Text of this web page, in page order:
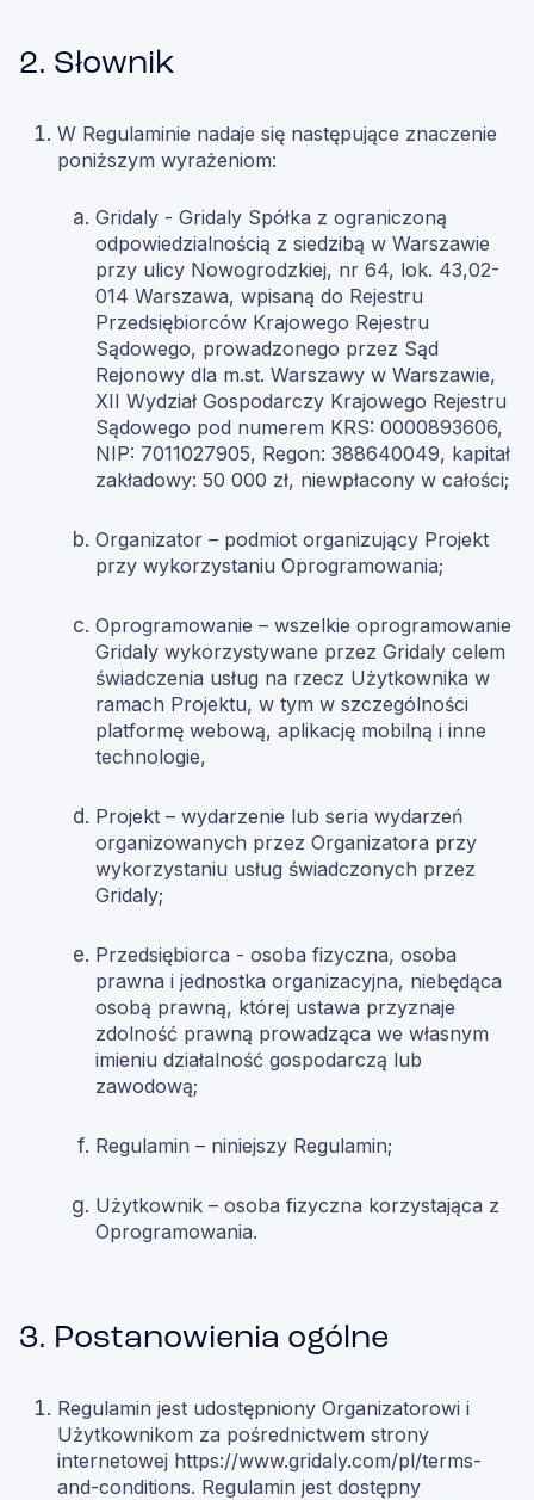
2. Słownik
W Regulaminie nadaje się następujące znaczenie
poniższym wyrażeniom:
Gridaly - Gridaly Spółka z ograniczoną
odpowiedzialnością z siedzibą w Warszawie
przy ulicy Nowogrodzkiej, nr 64, lok. 43,02-
014 Warszawa, wpisaną do Rejestru
Przedsiębiorców Krajowego Rejestru
Sądowego, prowadzonego przez Sąd
Rejonowy dla m.st. Warszawy w Warszawie,
XII Wydział Gospodarczy Krajowego Rejestru
Sądowego pod numerem KRS: 0000893606,
NIP: 7011027905, Regon: 388640049, kapitał
zakładowy: 50 000 zł, niewpłacony w całości;
Organizator – podmiot organizujący Projekt
przy wykorzystaniu Oprogramowania;
Oprogramowanie – wszelkie oprogramowanie
Gridaly wykorzystywane przez Gridaly celem
świadczenia usług na rzecz Użytkownika w
ramach Projektu, w tym w szczególności
platformę webową, aplikację mobilną i inne
technologie,
Projekt – wydarzenie lub seria wydarzeń
organizowanych przez Organizatora przy
wykorzystaniu usług świadczonych przez
Gridaly;
Przedsiębiorca - osoba fizyczna, osoba
prawna i jednostka organizacyjna, niebędąca
osobą prawną, której ustawa przyznaje
zdolność prawną prowadząca we własnym
imieniu działalność gospodarczą lub
zawodową;
Regulamin – niniejszy Regulamin;
Użytkownik – osoba fizyczna korzystająca z
Oprogramowania.
3. Postanowienia ogólne
Regulamin jest udostępniony Organizatorowi i
Użytkownikom za pośrednictwem strony
internetowej https://www.gridaly.com/pl/terms-
and-conditions. Regulamin jest dostępny